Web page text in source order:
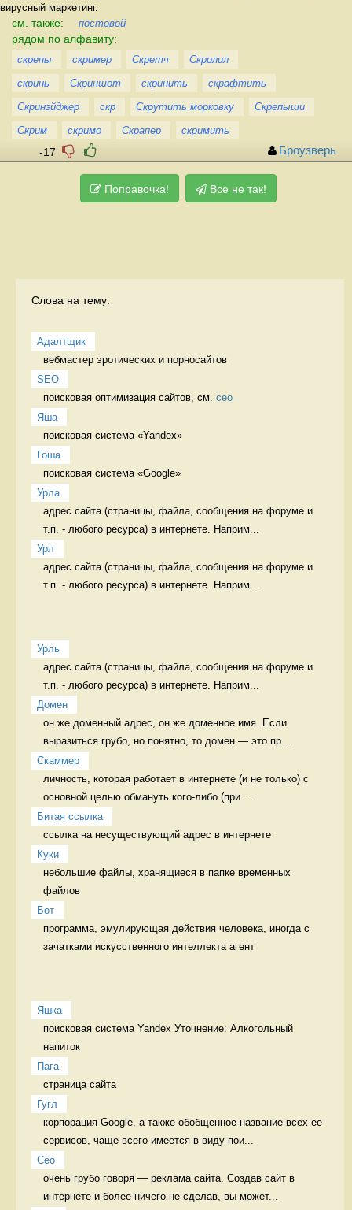
вирусный маркетинг.
см. также: постовой
рядом по алфавиту:
скрепы скример Скретч
Скролил
скринь
Скриншот скринить
скрафтить
Скринэйджер
скр Скрутить морковку
Скрепыши
Скрим
скримо Скрапер скримить
-17 Броузверь
Поправочка! Все не так!
Слова на тему:
Адалтщик
вебмастер эротических и порносайтов
SEO
поисковая оптимизация сайтов, см. сео
Яша
поисковая система «Yandex»
Гоша
поисковая система «Google»
Урла
адрес сайта (страницы, файла, сообщения на форуме и
т.п. - любого ресурса) в интернете. Наприм...
Урл
адрес сайта (страницы, файла, сообщения на форуме и
т.п. - любого ресурса) в интернете. Наприм...
Урль
адрес сайта (страницы, файла, сообщения на форуме и
т.п. - любого ресурса) в интернете. Наприм...
Домен
он же доменный адрес, он же доменное имя. Если
выразиться грубо, но понятно, то домен — это пр...
Скаммер
личность, которая работает в интернете (и не только) с
основной целью обмануть кого-либо (при ...
Битая ссылка
ссылка на несуществующий адрес в интернете
Куки
небольшие файлы, хранящиеся в папке временных
файлов
Бот
программа, эмулирующая действия человека, иногда с
зачатками искусственного интеллекта агент
Яшка
поисковая система Yandex Уточнение: Алкогольный
напиток
Пага
страница сайта
Гугл
корпорация Google, а также обобщенное название всех ее
сервисов, чаще всего имеется в виду пои...
Сео
очень грубо говоря — реклама сайта. Создав сайт в
интернете и более ничего не сделав, вы может...